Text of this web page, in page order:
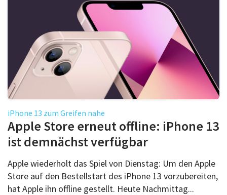
iPhone 13 zum Greifen nahe
Apple Store erneut offline: iPhone 13
ist demnächst verfügbar
Apple wiederholt das Spiel von Dienstag: Um den Apple
Store auf den Bestellstart des iPhone 13 vorzubereiten,
hat Apple ihn offline gestellt. Heute Nachmittag...